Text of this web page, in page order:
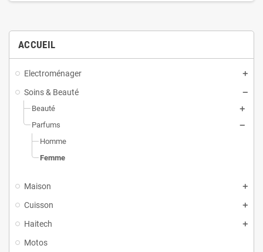
ACCUEIL
Electroménager
Soins & Beauté
Beauté
Parfums
Homme
Femme
Maison
Cuisson
Haitech
Motos